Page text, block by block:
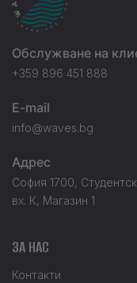
Обслужване на
+359 896 451 888
E-mail
info@waves.bg
Адрес
София 1700,
вх. К, Магазин 1
ЗА НАС
Контакти